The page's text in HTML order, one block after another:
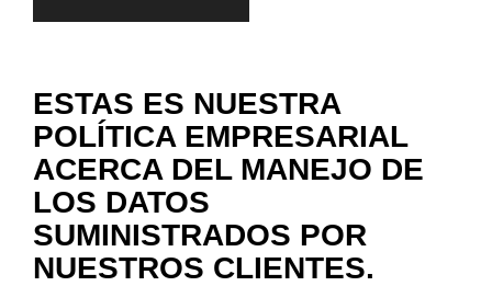
ESTAS ES NUESTRA
POLÍTICA EMPRESARIAL
ACERCA DEL MANEJO DE
LOS DATOS
SUMINISTRADOS POR
NUESTROS CLIENTES.